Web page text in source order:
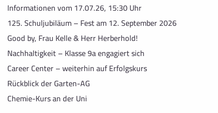
Informationen vom 17.07.26, 15:30 Uhr
125. Schuljubiläum – Fest am 12. September 2026
Good by, Frau Kelle & Herr Herberhold!
Nachhaltigkeit – Klasse 9a engagiert sich
Career Center – weiterhin auf Erfolgskurs
Rückblick der Garten-AG
Chemie-Kurs an der Uni